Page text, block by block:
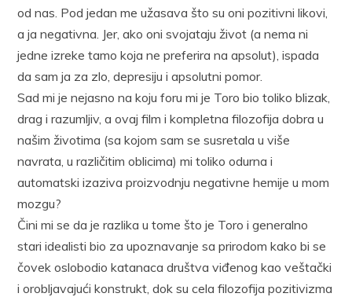
od nas. Pod jedan me užasava što su oni pozitivni likovi,
a ja negativna. Jer, ako oni svojataju život (a nema ni
jedne izreke tamo koja ne preferira na apsolut), ispada
da sam ja za zlo, depresiju i apsolutni pomor.
Sad mi je nejasno na koju foru mi je Toro bio toliko blizak,
drag i razumljiv, a ovaj film i kompletna filozofija dobra u
našim životima (sa kojom sam se susretala u više
navrata, u različitim oblicima) mi toliko odurna i
automatski izaziva proizvodnju negativne hemije u mom
mozgu?
Čini mi se da je razlika u tome što je Toro i generalno
stari idealisti bio za upoznavanje sa prirodom kako bi se
čovek oslobodio katanaca društva viđenog kao veštački
i orobljavajući konstrukt, dok su cela filozofija pozitivizma